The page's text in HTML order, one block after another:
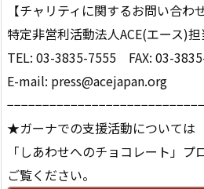
【チャリティに関するお問い合わせ
特定非営利活動法人ACE(エース)
TEL: 03-3835-7555 FAX: 03-
E-mail: press@acejapan.org
★ガーナでの支援活動については
「しあわせへのチョコレート」
ご覧ください。